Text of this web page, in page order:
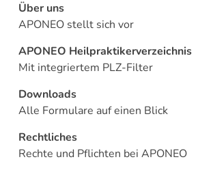
Über uns
APONEO stellt sich vor
APONEO Heilpraktikerverzeichnis
Mit integriertem PLZ-Filter
Downloads
Alle Formulare auf einen Blick
Rechtliches
Rechte und Pflichten bei APONEO